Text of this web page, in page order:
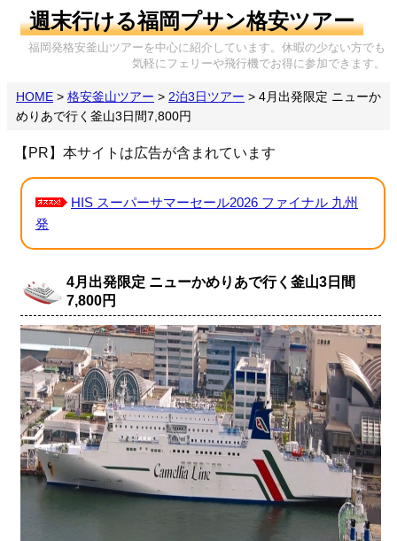
週末行ける福岡プサン格安ツアー
福岡発格安釜山ツアーを中心に紹介しています。休暇の少ない方でも
気軽にフェリーや飛行機でお得に参加できます。
HOME > 格安釜山ツアー > 2泊3日ツアー > 4月出発限定 ニューか
めりあで行く釜山3日間7,800円
【PR】本サイトは広告が含まれています
HIS スーパーサマーセール2026 ファイナル 九州
発
4月出発限定 ニューかめりあで行く釜山3日間
7,800円